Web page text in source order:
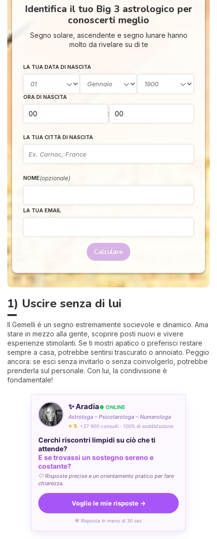
Identifica il tuo Big 3 astrologico per
conoscerti meglio
Segno solare, ascendente e segno lunare hanno
molto da rivelare su di te
LA TUA DATA DI NASCITA
ORA DI NASCITA
:
LA TUA CITTÀ DI NASCITA
NOME(opzionale)
LA TUA EMAIL
Calculare
1) Uscire senza di lui
Il Gemelli è un segno estremamente socievole e dinamico. Ama
stare in mezzo alla gente, scoprire posti nuovi e vivere
esperienze stimolanti. Se ti mostri apatico o preferisci restare
sempre a casa, potrebbe sentirsi trascurato o annoiato. Peggio
ancora: se esci senza invitarlo o senza coinvolgerlo, potrebbe
prenderla sul personale. Con lui, la condivisione è
fondamentale!
✨ Aradia● ONLINE
Astrologa – Psicotarologa – Numerologa
⭐ 5· +27 900 consulti · 100% di soddisfazione
Cerchi riscontri limpidi su ciò che ti
attende?
E se trovassi un sostegno sereno e
costante?
🤍 Risposte precise e un orientamento pratico per fare
chiarezza.
Voglio le mie risposte →
💬 Risposta in meno di 30 sec